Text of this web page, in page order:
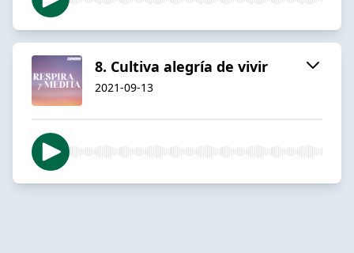
8. Cultiva alegría de vivir
2021-09-13